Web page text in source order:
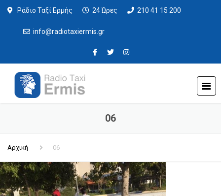
Ράδιο Ταξί Ερμής 24 Ώρες 210 41 15 200
info@radiotaxiermis.gr
06
Αρχική 06